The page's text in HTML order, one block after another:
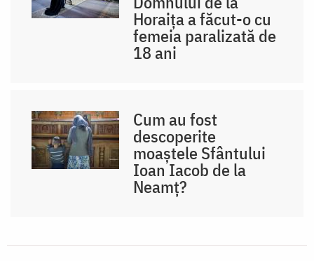
Horaița a făcut-o cu
femeia paralizată de
18 ani
Cum au fost
descoperite
moaștele Sfântului
Ioan Iacob de la
Neamț?